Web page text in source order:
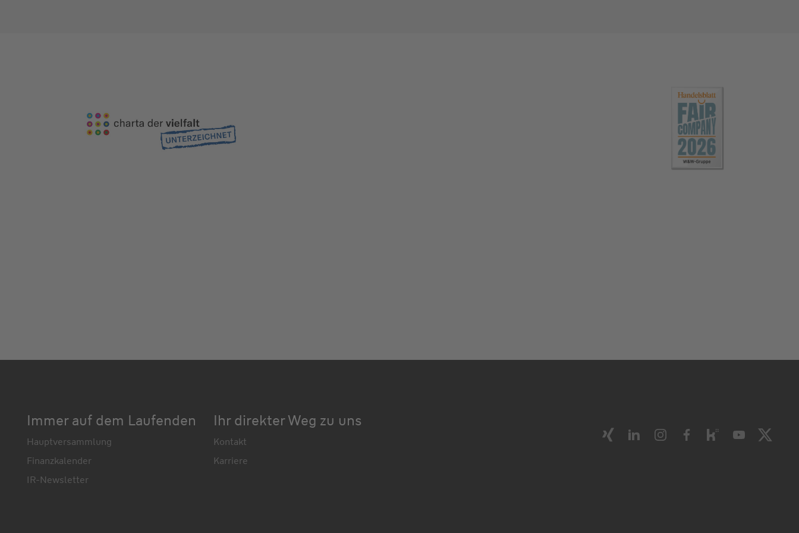
Immer auf dem Laufenden
Hauptversammlung
Finanzkalender
IR-Newsletter
Ihr direkter Weg zu uns
Kontakt
Karriere